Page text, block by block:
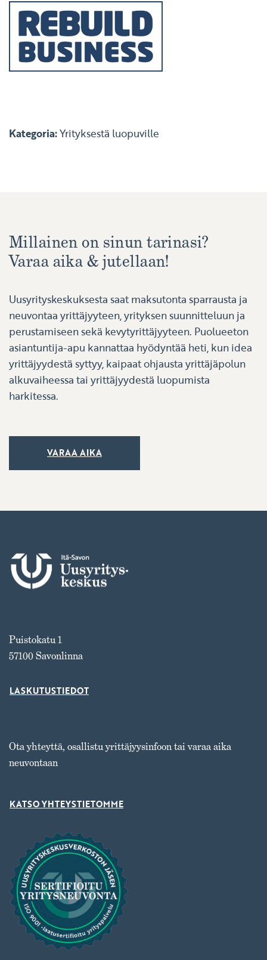
Kategoria:Yrityksestä luopuville
Millainen on sinun tarinasi?
Varaa aika & jutellaan!
Uusyrityskeskuksesta saat maksutonta sparrausta ja
neuvontaa yrittäjyyteen, yrityksen suunnitteluun ja
perustamiseen sekä kevytyrittäjyyteen. Puolueeton
asiantuntija-apu kannattaa hyödyntää heti, kun idea
yrittäjyydestä syttyy, kaipaat ohjausta yrittäjäpolun
alkuvaiheessa tai yrittäjyydestä luopumista
harkitessa.
VARAA AIKA
Puistokatu 1
57100 Savonlinna
LASKUTUSTIEDOT
Ota yhteyttä, osallistu yrittäjyysinfoon tai varaa aika
neuvontaan
KATSO YHTEYSTIETOMME